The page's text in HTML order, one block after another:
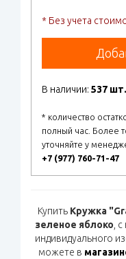
* Без учета
В наличии: 537 шт.
* количество
полный час. Более
уточняйте у
+7 (977) 760-71-47
Купить Кружка
зеленое яблоко ,
индивидуального
можете в